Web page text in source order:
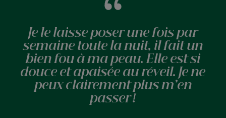
Je le laisse poser une fois par
semaine toute la nuit, il fait un
bien fou à ma peau. Elle est si
douce et apaisée au réveil. Je ne
peux clairement plus m’en
passer !